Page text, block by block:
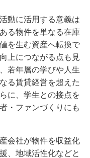
動に活用する意義は
る物件を単なる在庫
を生む資産へ転換で
上につながる点も見
若年層の学びや人生
る賃貸経営を超えた
に、学生との接点を
・ファンづくりにも
会社が物件を収益化
、地域活性化などと